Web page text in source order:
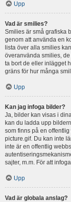
Upp
Vad är smilies?
Smilies är små grafiska
genom att använda en
lista över alla smilies
överanvända smilies,
ta bort de eller inlägget
gräns för hur många
Upp
Kan jag infoga bilder?
Ja, bilder kan visas i
kan du ladda upp
som finns på en
picture.gif. Du kan inte
inte är en offentlig
sajter, m.m. För att
Upp
Vad är globala anslag?